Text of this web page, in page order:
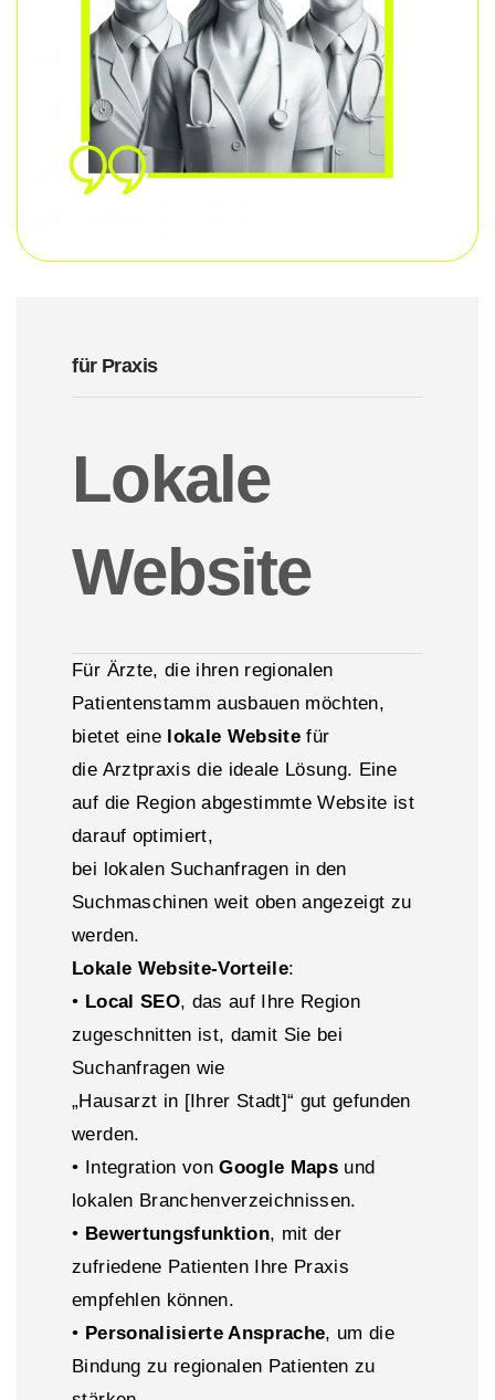
für Praxis
Lokale
Website
Für Ärzte, die ihren regionalen
Patientenstamm ausbauen möchten,
bietet eine lokale Website für
die Arztpraxis die ideale Lösung. Eine
auf die Region abgestimmte Website ist
darauf optimiert,
bei lokalen Suchanfragen in den
Suchmaschinen weit oben angezeigt zu
werden.
Lokale Website-Vorteile:
• Local SEO, das auf Ihre Region
zugeschnitten ist, damit Sie bei
Suchanfragen wie
„Hausarzt in [Ihrer Stadt]“ gut gefunden
werden.
• Integration vonGoogle Maps und
lokalen Branchenverzeichnissen.
• Bewertungsfunktion, mit der
zufriedene Patienten Ihre Praxis
empfehlen können.
• Personalisierte Ansprache, um die
Bindung zu regionalen Patienten zu